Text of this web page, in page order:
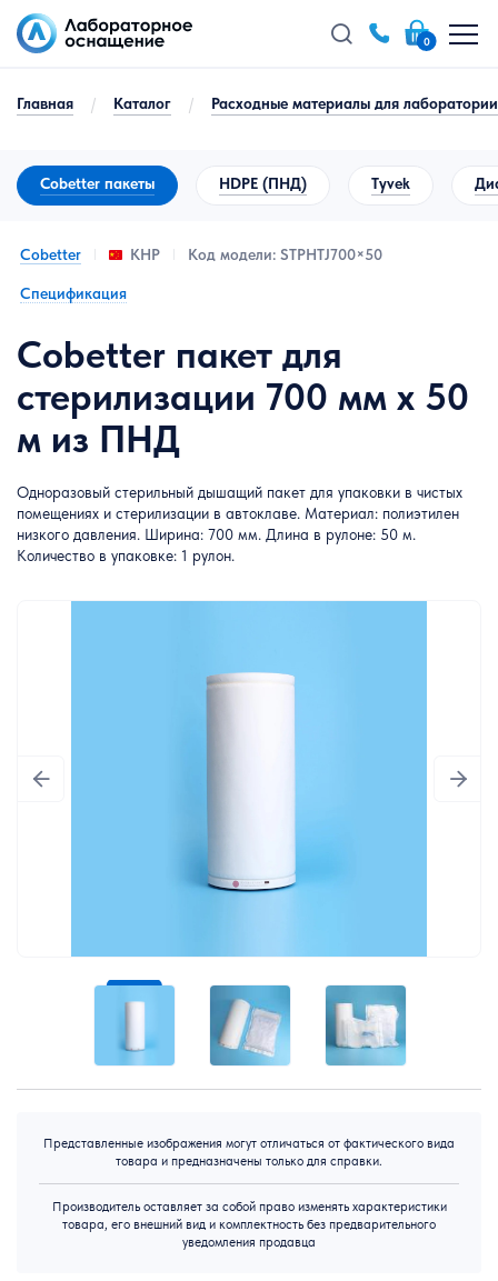
0
Главная / Каталог / Расходные материалы для лаборатории
Cobetter пакеты HDPE (ПНД) Tyvek
Cobetter КНР Код модели: STPHTJ700×50
Спецификация
Cobetter пакет для
стерилизации 700 мм x 50
м из ПНД
Одноразовый стерильный дышащий пакет для упаковки в чистых
помещениях и стерилизации в автоклаве. Материал: полиэтилен
низкого давления. Ширина: 700 мм. Длина в рулоне: 50 м.
Количество в упаковке: 1 рулон.
Представленные изображения могут отличаться от фактического вида
товара и предназначены только для справки.
Производитель оставляет за собой право изменять характеристики
товара, его внешний вид и комплектность без предварительного
уведомления продавца